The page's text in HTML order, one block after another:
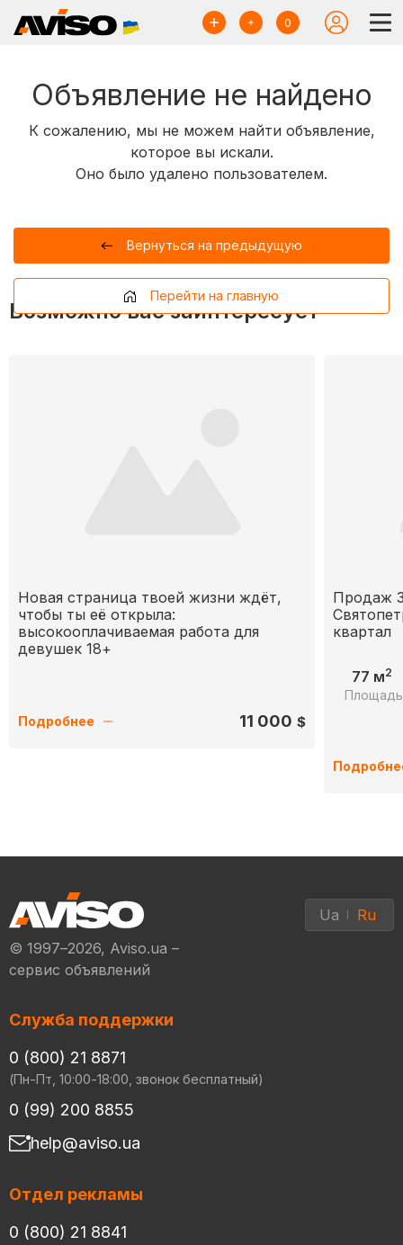
0
Объявление не найдено
К сожалению, мы не можем найти объявление,
которое вы искали.
Оно было удалено пользователем.
Вернуться на предыдущую
Перейти на главную
Возможно вас заинтересует
Новая страница твоей жизни ждёт,
чтобы ты её открыла:
высокооплачиваемая работа для
девушек 18+
Подробнее 11 000 $
Продаж
квартал
77 м2
Площадь
© 1997–2026, Aviso.ua –
сервис объявлений
Ua Ru
Служба поддержки
0 (800) 21 8871
(Пн-Пт, 10:00-18:00, звонок бесплатный)
0 (99) 200 8855
help@aviso.ua
Отдел рекламы
0 (800) 21 8841